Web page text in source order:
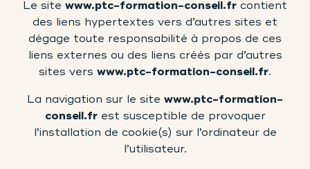
Le site www.ptc-formation-conseil.fr contient
des liens hypertextes vers d’autres sites et
dégage toute responsabilité à propos de ces
liens externes ou des liens créés par d’autres
sites vers www.ptc-formation-conseil.fr.
La navigation sur le site www.ptc-formation-
conseil.fr est susceptible de provoquer
l’installation de cookie(s) sur l’ordinateur de
l’utilisateur.